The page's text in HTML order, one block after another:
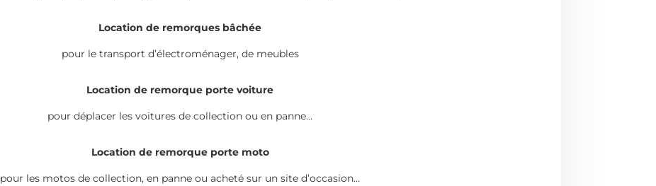
Location de remorques bâchée
pour le transport d’électroménager, de meubles
Location de remorque porte voiture
pour déplacer les voitures de collection ou en panne…
Location de remorque porte moto
pour les motos de collection, en panne ou acheté sur un site d’occasion…